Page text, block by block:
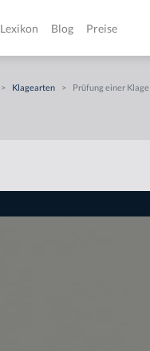
Lexikon Blog Preise
> Klagearten > Prüfung einer Klage